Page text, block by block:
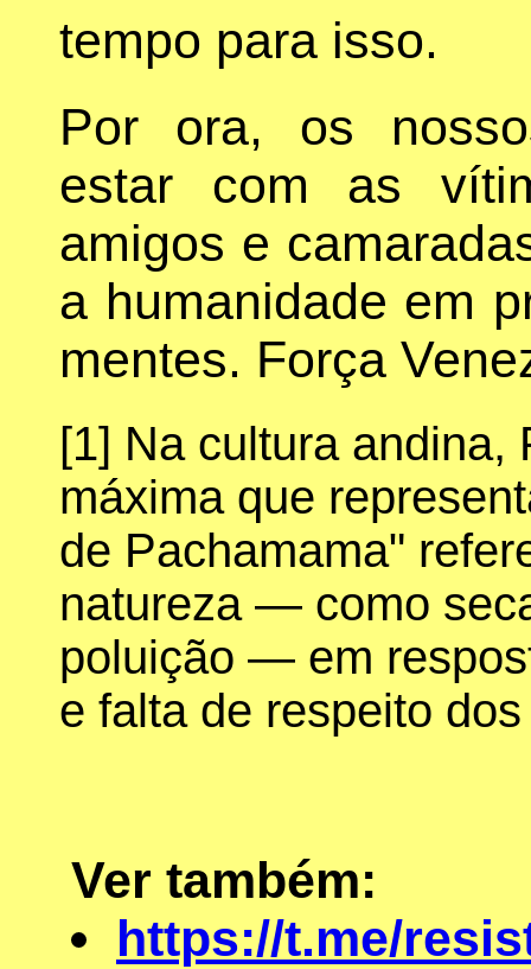
tempo para isso.
Por ora, os
estar com as
amigos e
a humanidade em
mentes. Força
[1] Na cultura andina,
máxima que
de Pachamama"
natureza — como
poluição — em
e falta de respeito
Ver também:
https://t.me/